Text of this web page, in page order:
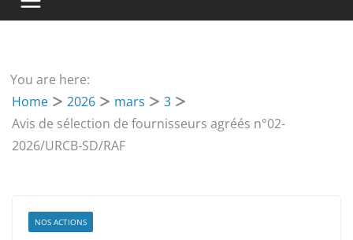
You are here:
Home
2026 mars
3
Avis de sélection de fournisseurs agréés n°02-
2026/URCB-SD/RAF
NOS ACTIONS